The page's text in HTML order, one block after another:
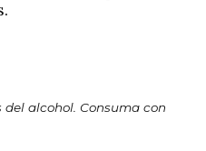
alcohol. Consuma con